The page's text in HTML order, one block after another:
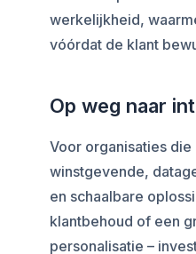
werkelijkheid,
vóórdat de klant
Op weg naar
Voor organisaties
winstgevende,
en schaalbare
klantbehoud of een
personalisatie –